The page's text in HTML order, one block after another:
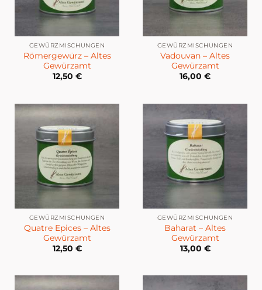
GEWÜRZMISCHUNGEN
Römergewürz – Altes
Gewürzamt
12,50 €
GEWÜRZMISCHUNGEN
Vadouvan – Altes
Gewürzamt
16,00 €
GEWÜRZMISCHUNGEN
Quatre Epices – Altes
Gewürzamt
12,50 €
GEWÜRZMISCHUNGEN
Baharat – Altes
Gewürzamt
13,00 €